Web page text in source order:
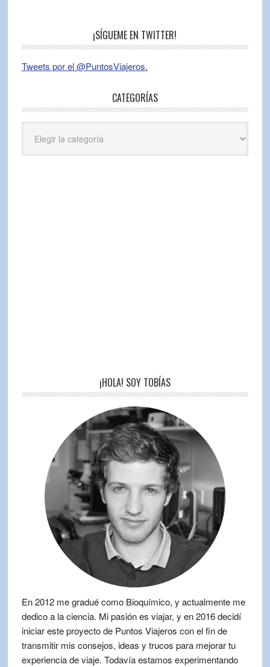
¡SÍGUEME EN TWITTER!
Tweets por el @PuntosViajeros.
CATEGORÍAS
¡HOLA! SOY TOBÍAS
En 2012 me gradué como Bioquímico, y actualmente me
dedico a la ciencia. Mi pasión es viajar, y en 2016 decidí
iniciar este proyecto de Puntos Viajeros con el fin de
transmitir mis consejos, ideas y trucos para mejorar tu
experiencia de viaje. Todavía estamos experimentando